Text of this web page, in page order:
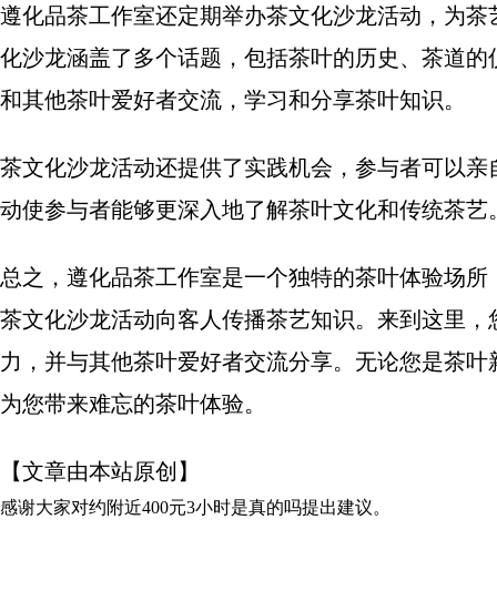
遵化品茶工作室还定期举办茶文化沙龙活动，为
化沙龙涵盖了多个话题，包括茶叶的历史、茶道
和其他茶叶爱好者交流，学习和分享茶叶知识。
茶文化沙龙活动还提供了实践机会，参与者可以
动使参与者能够更深入地了解茶叶文化和传统茶艺
总之，遵化品茶工作室是一个独特的茶叶体验场
茶文化沙龙活动向客人传播茶艺知识。来到这里
力，并与其他茶叶爱好者交流分享。无论您是茶
为您带来难忘的茶叶体验。
【文章由本站原创】
感谢大家对约附近400元3小时是真的吗提出建议。